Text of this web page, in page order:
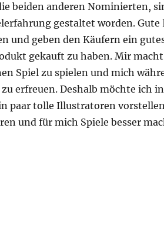
beiden anderen Nominierten,
gestaltet worden.
und geben den Käufern ein
gekauft zu haben. Mir
Spiel zu spielen und mich
erfreuen. Deshalb möchte ich
paar tolle Illustratoren
und für mich Spiele besser
– Brettspiel Illustratoren“